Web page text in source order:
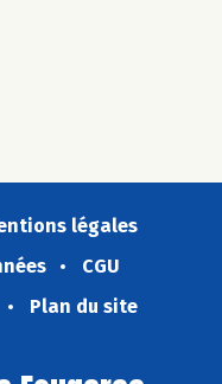
légales
CGU
Plan du site